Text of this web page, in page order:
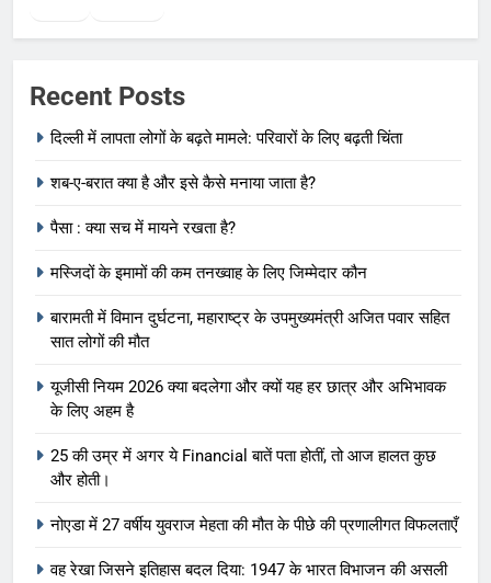
Recent Posts
दिल्ली में लापता लोगों के बढ़ते मामले: परिवारों के लिए बढ़ती चिंता
शब-ए-बरात क्या है और इसे कैसे मनाया जाता है?
पैसा : क्या सच में मायने रखता है?
मस्जिदों के इमामों की कम तनख्वाह के लिए जिम्मेदार कौन
बारामती में विमान दुर्घटना, महाराष्ट्र के उपमुख्यमंत्री अजित पवार सहित
सात लोगों की मौत
यूजीसी नियम 2026 क्या बदलेगा और क्यों यह हर छात्र और अभिभावक
के लिए अहम है
25 की उम्र में अगर ये Financial बातें पता होतीं, तो आज हालत कुछ
और होती।
नोएडा में 27 वर्षीय युवराज मेहता की मौत के पीछे की प्रणालीगत विफलताएँ
वह रेखा जिसने इतिहास बदल दिया: 1947 के भारत विभाजन की असली